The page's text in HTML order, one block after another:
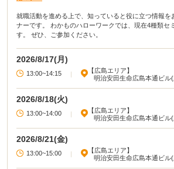
就職活動を進める上で、知っていると役に立つ情報を
ナーです。 わかものハローワークでは、現在4種類セ
す。 ぜひ、ご参加ください。
2026/8/17(月)
13:00~14:15 |
【広島エリア】
明治安田生命広島本通ビル(
2026/8/18(火)
13:00~14:00 |
【広島エリア】
明治安田生命広島本通ビル(
2026/8/21(金)
13:00~15:00 |
【広島エリア】
明治安田生命広島本通ビル(